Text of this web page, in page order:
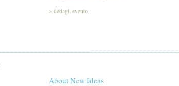
> dettagli evento
About New Ideas